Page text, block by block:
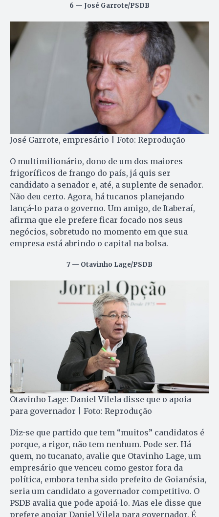
6 — José Garrote/PSDB
José Garrote, empresário | Foto: Reprodução
O multimilionário, dono de um dos maiores
frigoríficos de frango do país, já quis ser
candidato a senador e, até, a suplente de senador.
Não deu certo. Agora, há tucanos planejando
lançá-lo para o governo. Um amigo, de Itaberaí,
afirma que ele prefere ficar focado nos seus
negócios, sobretudo no momento em que sua
empresa está abrindo o capital na bolsa.
7 — Otavinho Lage/PSDB
Otavinho Lage: Daniel Vilela disse que o apoia
para governador | Foto: Reprodução
Diz-se que partido que tem “muitos” candidatos é
porque, a rigor, não tem nenhum. Pode ser. Há
quem, no tucanato, avalie que Otavinho Lage, um
empresário que venceu como gestor fora da
política, embora tenha sido prefeito de Goianésia,
seria um candidato a governador competitivo. O
PSDB avalia que pode apoiá-lo. Mas ele disse que
prefere apoiar Daniel Vilela para governador. É